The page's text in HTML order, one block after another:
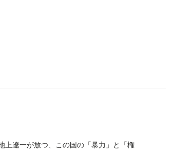
遼一が放つ、この国の「暴力」と「権